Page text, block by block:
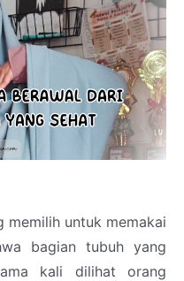
memilih untuk memakai
bagian tubuh yang
kali dilihat orang